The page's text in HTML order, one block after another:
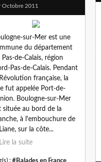
Octobre 2011
sur-Mer est une
du département
Pas-de-Calais, région
Pas-de-Calais. Pendant
française, la
fut appelée Port-de-
Boulogne-sur-Mer
située au bord de la
à l'embouchure de
sur la côte...
Lire la suite
: #Balades en France